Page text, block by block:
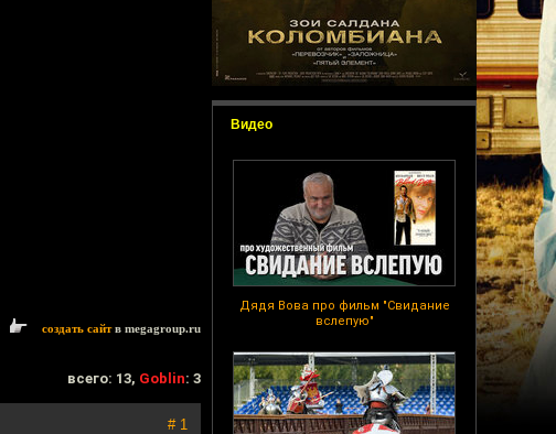
Видео
Дядя Вова про фильм "Свидание
вслепую"
создать сайтв megagroup.ru
всего: 13, Goblin: 3
# 1